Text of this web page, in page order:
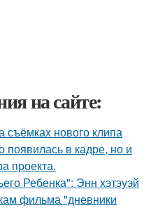
на сайте:
съёмках нового клипа
появилась в кадре, но и
проекта.
Ребенка": Энн хэтэуэй
фильма "дневники